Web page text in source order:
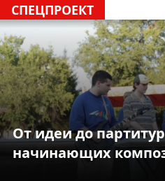
СПЕЦПРОЕКТ
От идеи до
начинающих